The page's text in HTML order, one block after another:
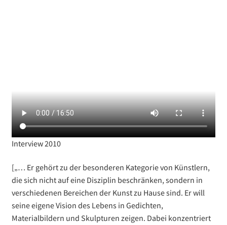
Interview 2010
[„… Er gehört zu der besonderen Kategorie von Künstlern,
die sich nicht auf eine Disziplin beschränken, sondern in
verschiedenen Bereichen der Kunst zu Hause sind. Er will
seine eigene Vision des Lebens in Gedichten,
Materialbildern und Skulpturen zeigen. Dabei konzentriert